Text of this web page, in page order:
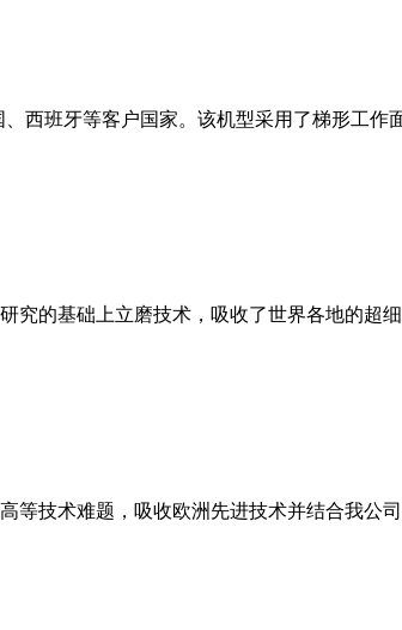
西班牙等客户国家。该机型采用了梯形工
究的基础上立磨技术，吸收了世界各地的超
等技术难题，吸收欧洲先进技术并结合我公